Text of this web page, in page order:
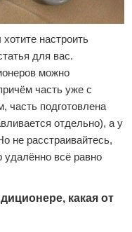
настроить
для вас.
можно
часть уже с
часть подготовлена
отдельно), а у
не расстраивайтесь,
всё равно
какая от